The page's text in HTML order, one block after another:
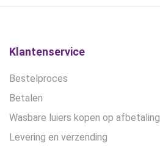
Klantenservice
Bestelproces
Betalen
Wasbare luiers kopen op afbetaling
Levering en verzending